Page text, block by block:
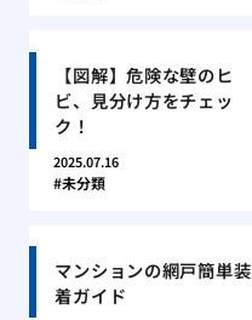
【図解】危険な壁のヒ
ビ、見分け方をチェッ
ク！
2025.07.16
未分類
マンションの網戸簡単装
着ガイド